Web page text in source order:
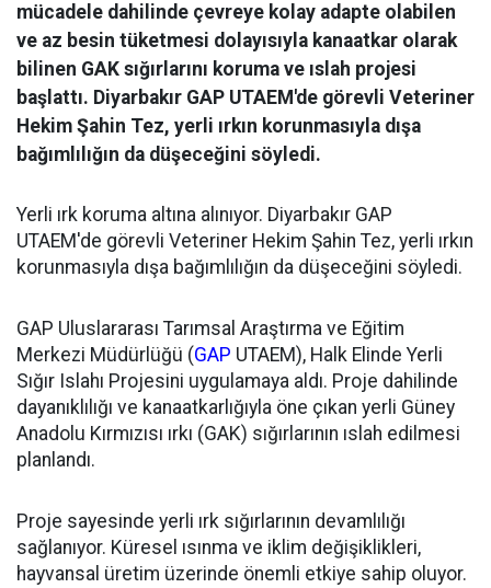
mücadele dahilinde çevreye kolay adapte olabilen
ve az besin tüketmesi dolayısıyla kanaatkar olarak
bilinen GAK sığırlarını koruma ve ıslah projesi
başlattı. Diyarbakır GAP UTAEM'de görevli Veteriner
Hekim Şahin Tez, yerli ırkın korunmasıyla dışa
bağımlılığın da düşeceğini söyledi.
Yerli ırk koruma altına alınıyor. Diyarbakır GAP
UTAEM'de görevli Veteriner Hekim Şahin Tez, yerli ırkın
korunmasıyla dışa bağımlılığın da düşeceğini söyledi.
GAP Uluslararası Tarımsal Araştırma ve Eğitim
Merkezi Müdürlüğü (GAP UTAEM), Halk Elinde Yerli
Sığır Islahı Projesini uygulamaya aldı. Proje dahilinde
dayanıklılığı ve kanaatkarlığıyla öne çıkan yerli Güney
Anadolu Kırmızısı ırkı (GAK) sığırlarının ıslah edilmesi
planlandı.
Proje sayesinde yerli ırk sığırlarının devamlılığı
sağlanıyor. Küresel ısınma ve iklim değişiklikleri,
hayvansal üretim üzerinde önemli etkiye sahip oluyor.